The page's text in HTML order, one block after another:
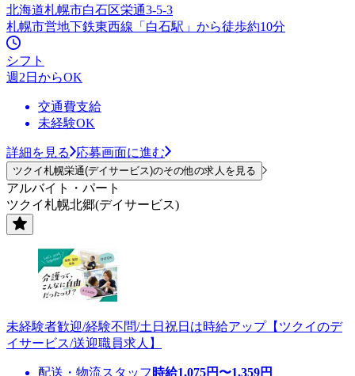
北海道札幌市白石区栄通3-5-3
札幌市営地下鉄東西線「白石駅」から徒歩約10分
シフト
週2日からOK
交通費支給
未経験OK
詳細を見る 応募画面に進む
ツクイ札幌栄通(デイサービス)のその他の求人を見る
アルバイト・パート
ツクイ札幌北郷(デイサービス)
未経験者歓迎/経験不問/土日祝日は時給アップ【ツクイのデ
イサービス/送迎職員求人】
配送・物流スタッフ 時給1,075円〜1,359円